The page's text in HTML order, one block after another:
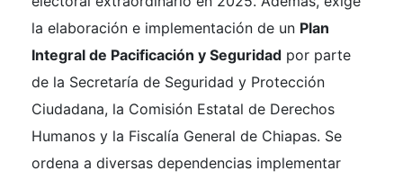
la elaboración e implementación de un Plan
Integral de Pacificación y Seguridad por parte
de la Secretaría de Seguridad y Protección
Ciudadana, la Comisión Estatal de Derechos
Humanos y la Fiscalía General de Chiapas. Se
ordena a diversas dependencias implementar